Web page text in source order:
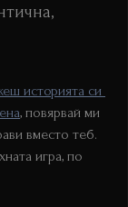
историята си
, повярвай ми
вместо теб.
игра, по